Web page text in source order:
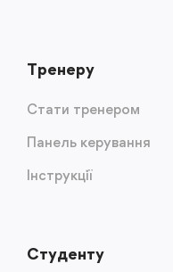
Тренеру
Стати тренером
Панель керування
Інструкції
Студенту